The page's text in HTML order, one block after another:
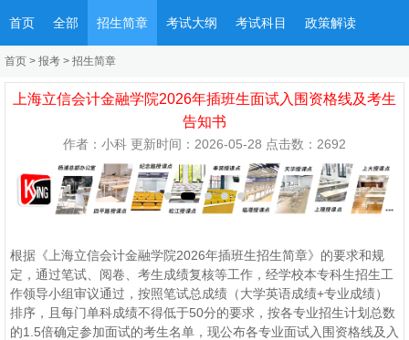
首页 全部 招生简章 考试大纲 考试科目 政策解读
首页 > 报考 > 招生简章
上海立信会计金融学院2026年插班生面试入围资格线及考生
告知书
作者：小科 更新时间：2026-05-28 点击数： 2692
根据《上海立信会计金融学院2026年插班生招生简章》的要求和规
定，通过笔试、阅卷、考生成绩复核等工作，经学校本专科生招生工
作领导小组审议通过，按照笔试总成绩（大学英语成绩+专业成绩）
排序，且每门单科成绩不得低于50分的要求，按各专业招生计划总数
的1.5倍确定参加面试的考生名单，现公布各专业面试入围资格线及入